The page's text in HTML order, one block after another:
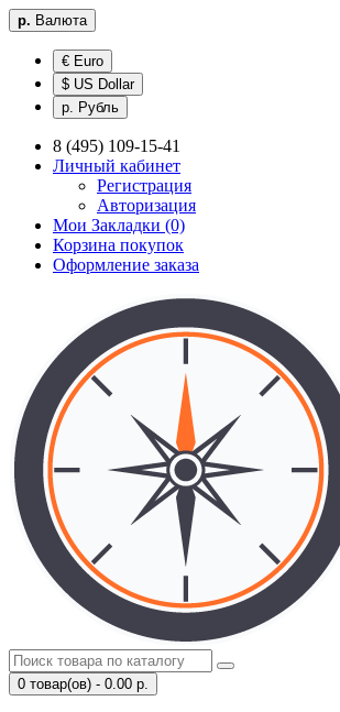
р. Валюта
€ Euro
$ US Dollar
р. Рубль
8 (495) 109-15-41
Личный кабинет
Регистрация
Авторизация
Мои Закладки (0)
Корзина покупок
Оформление заказа
0 товар(ов) - 0.00 р.